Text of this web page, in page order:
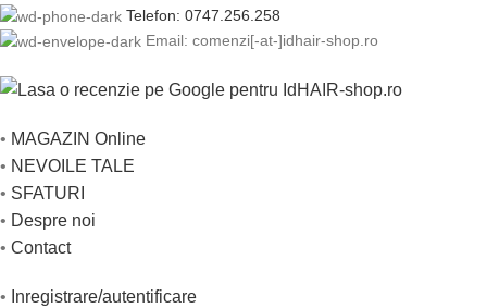
Telefon: 0747.256.258
Email: comenzi[-at-]idhair-shop.ro
• MAGAZIN Online
• NEVOILE TALE
• SFATURI
• Despre noi
• Contact
• Inregistrare/autentificare